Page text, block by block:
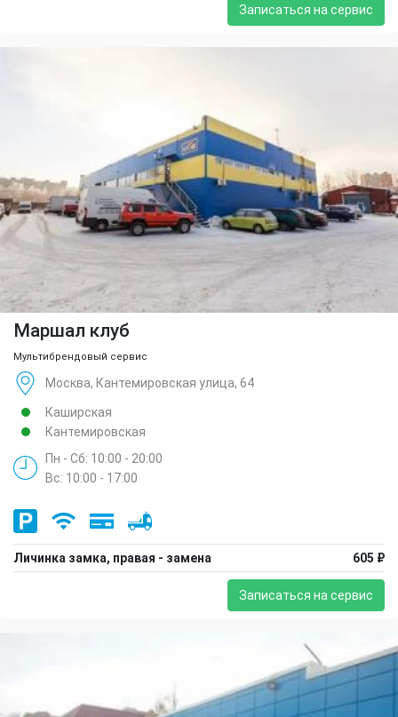
Записаться на сервис
Маршал клуб
Мультибрендовый сервис
Москва, Кантемировская улица, 64
Каширская
Кантемировская
Пн - Сб: 10:00 - 20:00
Вс: 10:00 - 17:00
Личинка замка, правая - замена 605 ₽
Записаться на сервис